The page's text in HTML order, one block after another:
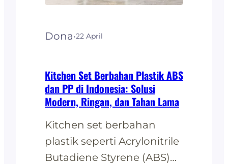
dihasilkan di seluruh
Dona·22 April
Kitchen Set Berbahan Plastik ABS
dan PP di Indonesia: Solusi
Modern, Ringan, dan Tahan Lama
Kitchen set berbahan
plastik seperti Acrylonitrile
Butadiene Styrene (ABS)